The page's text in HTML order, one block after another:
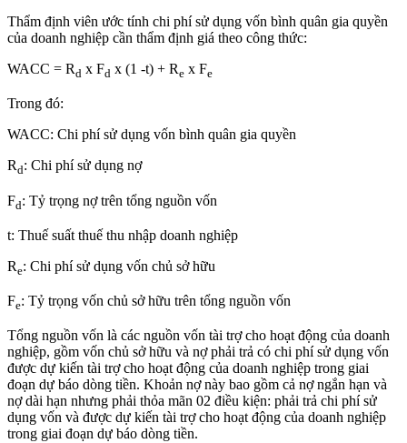
Thẩm định viên ước tính chi phí sử dụng vốn bình quân gia quyền
của doanh nghiệp cần thẩm định giá theo công thức:
WACC = Rd x Fd x (1 -t) + Re x Fe
Trong đó:
WACC: Chi phí sử dụng vốn bình quân gia quyền
Rd: Chi phí sử dụng nợ
Fd: Tỷ trọng nợ trên tổng nguồn vốn
t: Thuế suất thuế thu nhập doanh nghiệp
Re: Chi phí sử dụng vốn chủ sở hữu
Fe: Tỷ trọng vốn chủ sở hữu trên tổng nguồn vốn
Tổng nguồn vốn là các nguồn vốn tài trợ cho hoạt động của doanh
nghiệp, gồm vốn chủ sở hữu và nợ phải trả có chi phí sử dụng vốn
được dự kiến tài trợ cho hoạt động của doanh nghiệp trong giai
đoạn dự báo dòng tiền. Khoản nợ này bao gồm cả nợ ngắn hạn và
nợ dài hạn nhưng phải thỏa mãn 02 điều kiện: phải trả chi phí sử
dụng vốn và được dự kiến tài trợ cho hoạt động của doanh nghiệp
trong giai đoạn dự báo dòng tiền.